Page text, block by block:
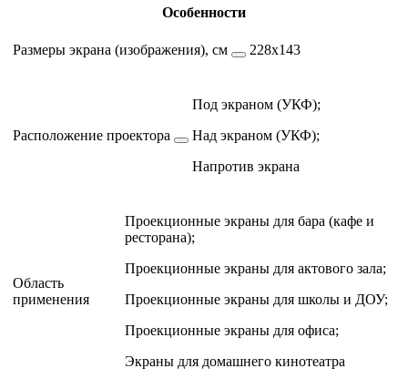
Особенности
Размеры экрана (изображения), см 228х143
Расположение проектора
Под экраном (УКФ);
Над экраном (УКФ);
Напротив экрана
Область
применения
Проекционные экраны для бара (кафе и
ресторана);
Проекционные экраны для актового зала;
Проекционные экраны для школы и ДОУ;
Проекционные экраны для офиса;
Экраны для домашнего кинотеатра